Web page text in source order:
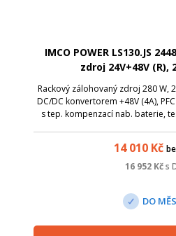
IMCO POWER LS130.JS
zdroj 24V+48V (R),
Rackový zálohovaný zdroj 280 W,
DC/DC konvertorem +48V (4A), PFC
s tep. kompenzací nab. baterie,
14 010Kč
16 952Kč s
DO